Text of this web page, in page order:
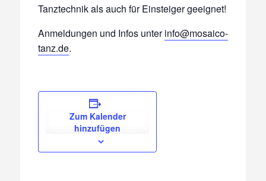
Tanztechnik als auch für Einsteiger geeignet!
Anmeldungen und Infos unterinfo@mosaico-
tanz.de.
Zum Kalender
hinzufügen